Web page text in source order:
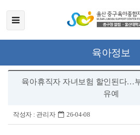
육아정보
육아휴직자 자녀보험 할인된다…
유예
작성자 : 관리자 26-04-08